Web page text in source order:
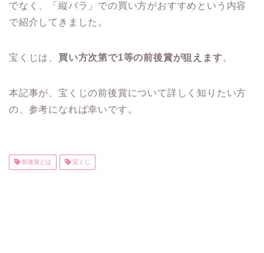
でなく、「縦バラ」での買い方がおすすめという内容
で紹介してきました。
宝くじは、 買い方次第で1等の前後賞が狙えます。
本記事が、宝くじの前後賞について詳しく知りたい方
の、参考になれば幸いです。
前後賞とは 宝くじ